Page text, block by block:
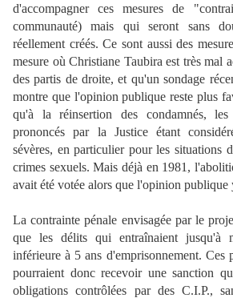
d'accompagner ces mesures de
communauté) mais qui seront sans
réellement créés. Ce sont aussi des
mesure où Christiane Taubira est très mal
des partis de droite, et qu'un sondage
montre que l'opinion publique reste plus
qu'à la réinsertion des condamnés,
prononcés par la Justice étant
sévères, en particulier pour les situations
crimes sexuels. Mais déjà en 1981,
avait été votée alors que l'opinion publique
La contrainte pénale envisagée par le
que les délits qui entraînaient jusqu'à
inférieure à 5 ans d'emprisonnement. Ces
pourraient donc recevoir une sanction
obligations contrôlées par des C.I.P.,